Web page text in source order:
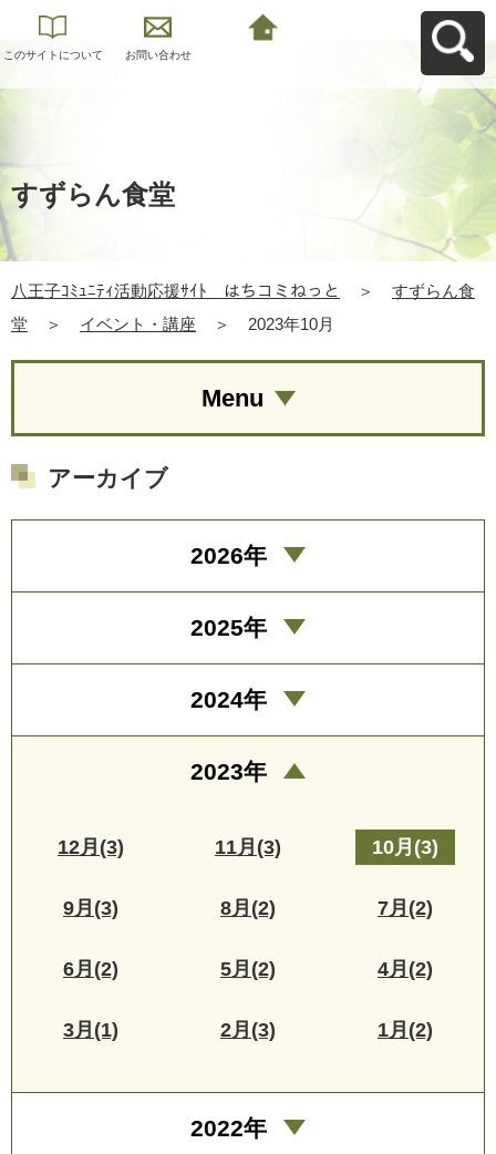
このサイトについて お問い合わせ
すずらん食堂
八王子ｺﾐｭﾆﾃｨ活動応援ｻｲﾄ はちコミねっと ＞
すずらん食
堂
＞ イベント・講座 ＞ 2023年10月
Menu
アーカイブ
2026年
2025年
2024年
2023年
12月(3) 11月(3) 10月(3)
9月(3) 8月(2) 7月(2)
6月(2) 5月(2) 4月(2)
3月(1) 2月(3) 1月(2)
2022年